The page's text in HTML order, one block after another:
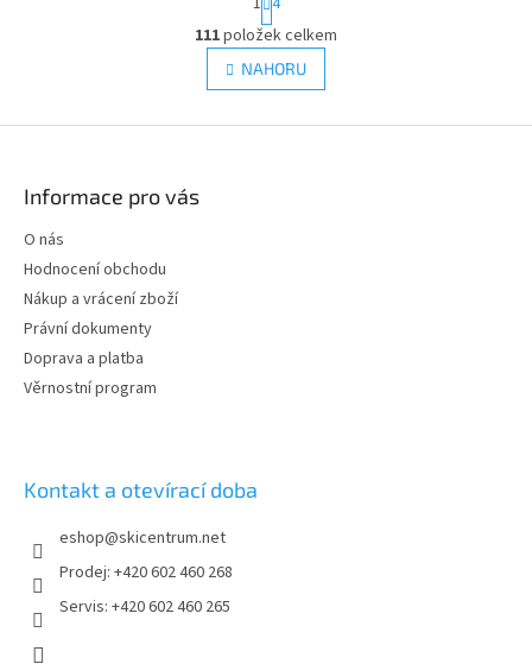
O
v
l
t
r
á
n
k
v
111položek celkem
NAHORU
Informace pro vás
O nás
Hodnocení obchodu
Nákup a vrácení zboží
Právní dokumenty
Doprava a platba
Věrnostní program
Kontakt a otevírací doba
eshop@skicentrum.net
Prodej: +420 602 460 268
Servis: +420 602 460 265